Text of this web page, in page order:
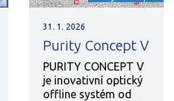
31. 1. 2026
Purity Concept V
PURITY CONCEPT V
je inovativní optický
offline systém od